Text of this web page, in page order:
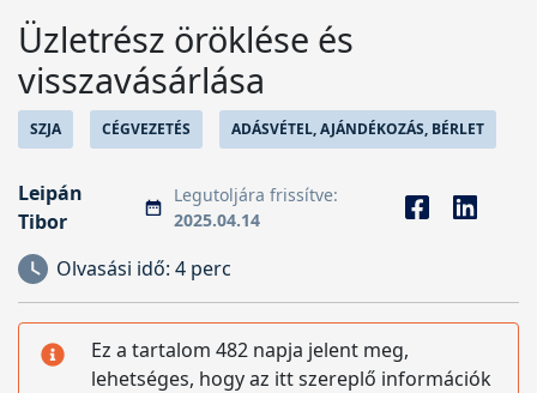
Üzletrész öröklése és
visszavásárlása
SZJA CÉGVEZETÉS ADÁSVÉTEL, AJÁNDÉKOZÁS, BÉRLET
Leipán
Tibor
Legutoljára frissítve:
2025.04.14
Olvasási idő: 4 perc
Ez a tartalom 482 napja jelent meg,
lehetséges, hogy az itt szereplő információk